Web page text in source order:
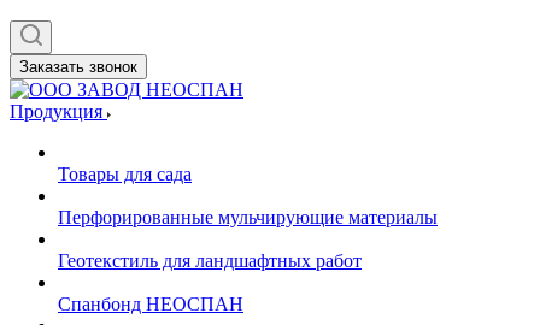
Заказать звонок
Продукция
Товары для сада
Перфорированные мульчирующие материалы
Геотекстиль для ландшафтных работ
Спанбонд НЕОСПАН